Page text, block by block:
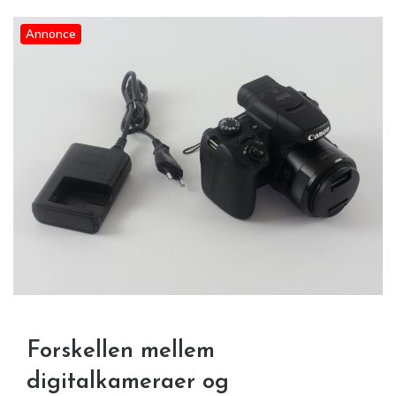
Annonce
Forskellen mellem
digitalkameraer og